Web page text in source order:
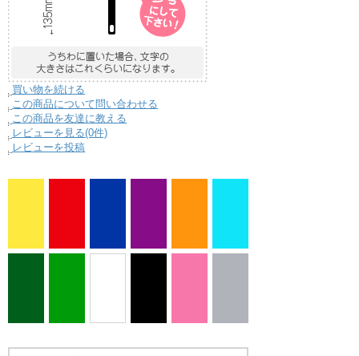
買い物を続ける
この商品について問い合わせる
この商品を友達に教える
レビューを見る(0件)
レビューを投稿